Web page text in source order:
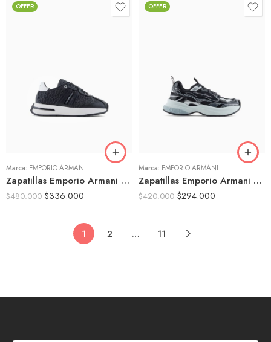
OFFER
Marca: EMPORIO ARMANI
Zapatillas Emporio Armani Negras con Textura Tejida
$480.000 $336.000
36
37
38
OFFER
Marca: EMPORIO ARMANI
Zapatillas Emporio Armani Mujer Negras Chunky
$420.000 $294.000
36
37
38
1 2 … 11